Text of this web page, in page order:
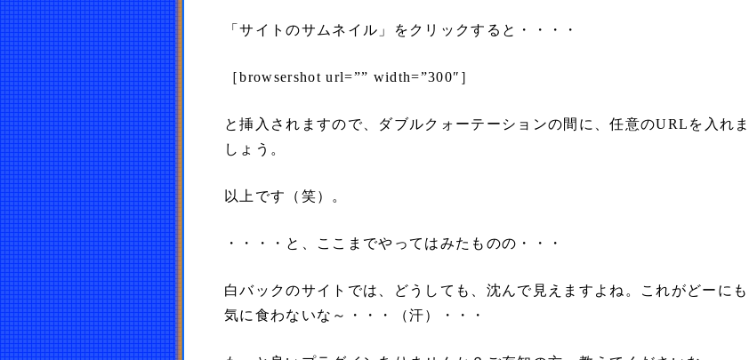
「サイトのサムネイル」をクリックすると・・・・
［browsershot url=”” width=”300″］
と挿入されますので、ダブルクォーテーションの間に、任意のURLを入れま
しょう。
以上です（笑）。
・・・・と、ここまでやってはみたものの・・・
白バックのサイトでは、どうしても、沈んで見えますよね。これがどーにも
気に食わないな～・・・（汗）・・・